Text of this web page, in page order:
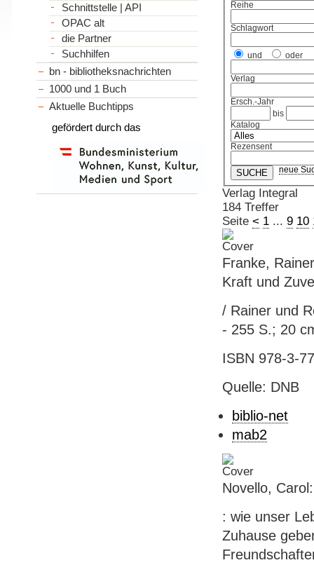
Reihe
Schlagwort
und oder
Verlag
Ersch.-Jahr
bis
Katalog
Rezensent
neue
Verlag Integral
184 Treffer
Seite < 1... 9 10
Franke,
Kraft und
/ Rainer und
- 255 S.; 20
ISBN 978-3-
Quelle: DNB
biblio-net
mab2
Novello,
: wie unser
Zuhause
Schnittstelle | API
OPAC alt
die Partner
Suchhilfen
bn - bibliotheksnachrichten
1000 und 1 Buch
Aktuelle Buchtipps
gefördert durch das